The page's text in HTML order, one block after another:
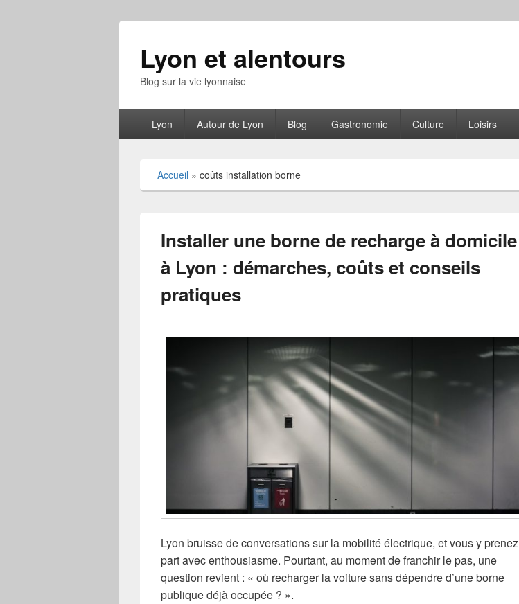
Lyon et alentours
Blog sur la vie lyonnaise
principalLyon Autour de Lyon Blog Gastronomie Culture Loisirs
Accueil » coûts installation borne
Installer une borne de recharge à domicile
à Lyon : démarches, coûts et conseils
pratiques
Lyon bruisse de conversations sur la mobilité électrique, et vous y prenez
part avec enthousiasme. Pourtant, au moment de franchir le pas, une
question revient : « où recharger la voiture sans dépendre d’une borne
publique déjà occupée ? ».